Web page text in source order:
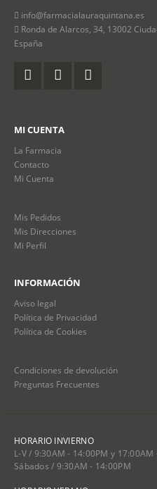
info@farmacialauraquintana.es
Ronda de Alarcos, 34, 13002
España
MI CUENTA
La Farmacia
Contacto
Mi Cuenta
Mis Pedidos
Mis Direcciones
Mi Perfil
INFORMACIÓN
Aviso legal
Política de Privacidad
Política de Cookies
Condiciones de devolución
Preguntas Frecuentes
HORARIO INVIERNO
L-V / 9:30AM - 14:00PM y 17:00AM
Sábados / 9:30AM - 14:00PM